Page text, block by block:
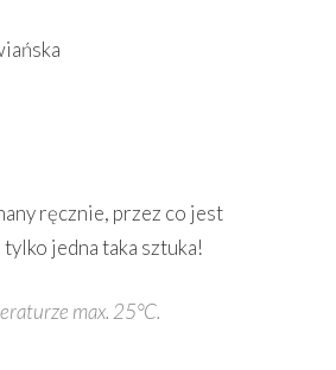
ręcznie, przez co jest
jedna taka sztuka!
max. 25°C.